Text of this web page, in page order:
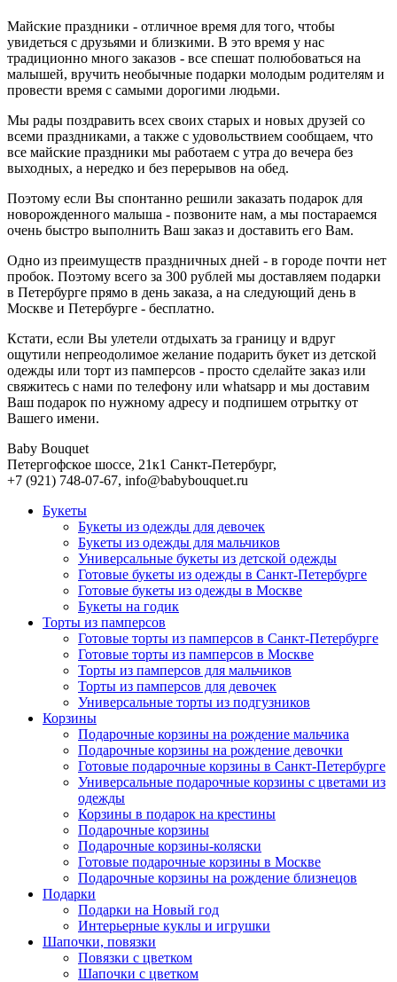
Майские праздники - отличное время для того, чтобы
увидеться с друзьями и близкими. В это время у нас
традиционно много заказов - все спешат полюбоваться на
малышей, вручить необычные подарки молодым родителям и
провести время с самыми дорогими людьми.
Мы рады поздравить всех своих старых и новых друзей со
всеми праздниками, а также с удовольствием сообщаем, что
все майские праздники мы работаем с утра до вечера без
выходных, а нередко и без перерывов на обед.
Поэтому если Вы спонтанно решили заказать подарок для
новорожденного малыша - позвоните нам, а мы постараемся
очень быстро выполнить Ваш заказ и доставить его Вам.
Одно из преимуществ праздничных дней - в городе почти нет
пробок. Поэтому всего за 300 рублей мы доставляем подарки
в Петербурге прямо в день заказа, а на следующий день в
Москве и Петербурге - бесплатно.
Кстати, если Вы улетели отдыхать за границу и вдруг
ощутили непреодолимое желание подарить букет из детской
одежды или торт из памперсов - просто сделайте заказ или
свяжитесь с нами по телефону или whatsapp и мы доставим
Ваш подарок по нужному адресу и подпишем отрытку от
Вашего имени.
Baby Bouquet
Петергофское шоссе, 21к1 Санкт-Петербург,
+7 (921) 748-07-67, info@babybouquet.ru
Букеты
Букеты из одежды для девочек
Букеты из одежды для мальчиков
Универсальные букеты из детской одежды
Готовые букеты из одежды в Санкт-Петербурге
Готовые букеты из одежды в Москве
Букеты на годик
Торты из памперсов
Готовые торты из памперсов в Санкт-Петербурге
Готовые торты из памперсов в Москве
Торты из памперсов для мальчиков
Торты из памперсов для девочек
Универсальные торты из подгузников
Корзины
Подарочные корзины на рождение мальчика
Подарочные корзины на рождение девочки
Готовые подарочные корзины в Санкт-Петербурге
Универсальные подарочные корзины с цветами из
одежды
Корзины в подарок на крестины
Подарочные корзины
Подарочные корзины-коляски
Готовые подарочные корзины в Москве
Подарочные корзины на рождение близнецов
Подарки
Подарки на Новый год
Интерьерные куклы и игрушки
Шапочки, повязки
Повязки с цветком
Шапочки с цветком